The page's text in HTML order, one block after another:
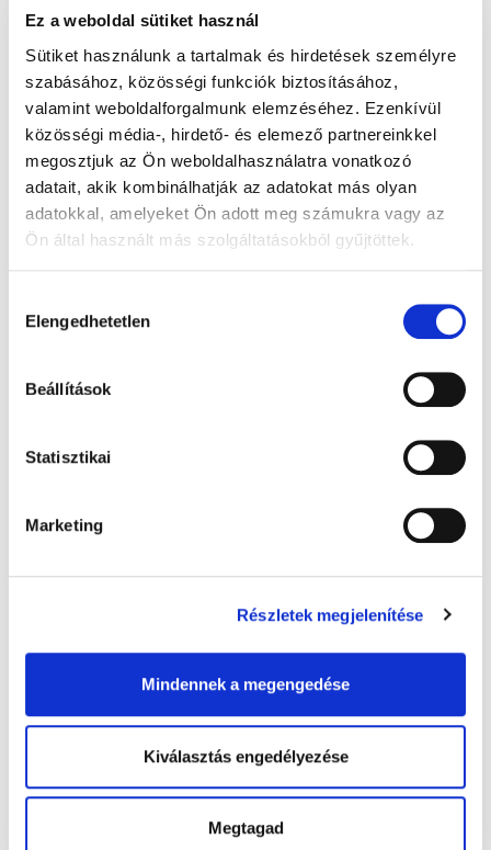
Ez a weboldal sütiket használ
Sütiket használunk a tartalmak és hirdetések személyre
szabásához, közösségi funkciók biztosításához,
valamint weboldalforgalmunk elemzéséhez. Ezenkívül
közösségi média-, hirdető- és elemező partnereinkkel
megosztjuk az Ön weboldalhasználatra vonatkozó
adatait, akik kombinálhatják az adatokat más olyan
adatokkal, amelyeket Ön adott meg számukra vagy az
Ön által használt más szolgáltatásokból gyűjtöttek.
kiválasztása
Elengedhetetlen
Beállítások
Statisztikai
Marketing
Részletek megjelenítése
Mindennek a megengedése
Kiválasztás engedélyezése
Megtagad
Hitelfelvétel
Pénzügyi szakértőink segítségével
országszerte segítünk abban, hogy a
piszkos anyagiak ne akadályozzák meg
álmai otthonának megvásárlásában, akár
új lakás vagy ház vásárlásáról, akár
jelzálogról, babaváró hitelről, CSOK-ról,
érdekében, hogy az Öné legyen az